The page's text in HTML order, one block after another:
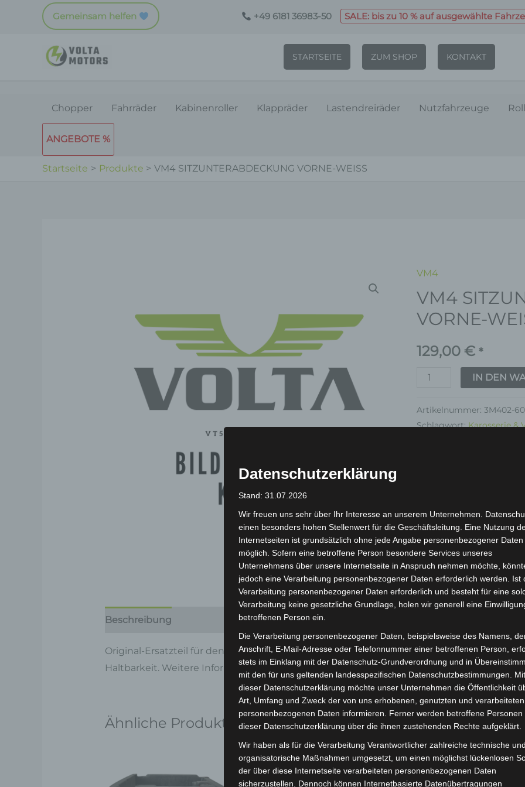
Gemeinsam helfen +49 6181 36983-50 SALE: bis zu 10 % auf ausgewählte
STARTSEITE ZUM SHOP KONTAKT
Chopper Fahrräder Kabinenroller Klappräder Lastendreiräder Nutzfahrzeuge
ANGEBOTE %
Startseite Produkte VM4 SITZUNTERABDECKUNG VORNE-WEISS
VM4
VM4
VORNE-
129,00 € *
VM4
VORNE-
WEISS
Menge
IN DEN
Artikelnummer:3M402-
Schlagwort:Karosserie &
inkl. 19 % MwSt.
Lieferzeit:Versandfertig
Beschreibung Produktsicherheit Rezensionen (0)
Original-Ersatzteil für den 3-Rad Seniorenmobil VM4. Sitzunterabdeckung vorne-weiss
Haltbarkeit. Weitere Informationen zum Fahrzeug findest du hier:Volta Motor 3-Rad
Ähnliche Produkte
Datenschutzerklärung
Stand: 31.07.2026
Wir freuen uns sehr über Ihr Interesse an unserem Unternehmen.
einen besonders hohen Stellenwert für die Geschäftsleitung. Eine Nutzung
Internetseiten ist grundsätzlich ohne jede Angabe personenbezogener Daten
möglich. Sofern eine betroffene Person besondere Services unseres
Unternehmens über unsere Internetseite in Anspruch nehmen möchte,
jedoch eine Verarbeitung personenbezogener Daten erforderlich werden. Ist
Verarbeitung personenbezogener Daten erforderlich und besteht für eine
Verarbeitung keine gesetzliche Grundlage, holen wir generell eine
betroffenen Person ein.
Die Verarbeitung personenbezogener Daten, beispielsweise des Namens,
Anschrift, E-Mail-Adresse oder Telefonnummer einer betroffenen Person,
stets im Einklang mit der Datenschutz-Grundverordnung und in
mit den für uns geltenden landesspezifischen Datenschutzbestimmungen.
dieser Datenschutzerklärung möchte unser Unternehmen die Öffentlichkeit
Art, Umfang und Zweck der von uns erhobenen, genutzten und verarbeiteten
personenbezogenen Daten informieren. Ferner werden betroffene Personen
dieser Datenschutzerklärung über die ihnen zustehenden Rechte aufgeklärt.
Wir haben als für die Verarbeitung Verantwortlicher zahlreiche technische und
organisatorische Maßnahmen umgesetzt, um einen möglichst lückenlosen
der über diese Internetseite verarbeiteten personenbezogenen Daten
sicherzustellen. Dennoch können Internetbasierte Datenübertragungen